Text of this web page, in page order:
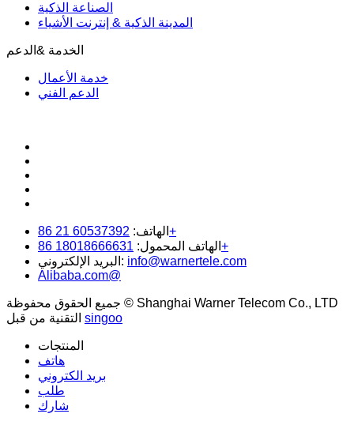
الصناعة الذكية
المدينة الذكية & إنترنت الأشياء
الخدمة &الدعم
خدمة الأعمال
الدعم الفني
الهاتف: 60537392 21 86+
الهاتف المحمول: 18018666631 86+
البريد الإلكتروني: info@warnertele.com
Alibaba.com@
جميع الحقوق محفوظة © Shanghai Warner Telecom Co., LTD
singoo
المنتجات
هاتف
بريد الكتروني
طلب
شارك